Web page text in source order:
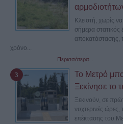
Κλειστή, χωρίς
σήμερα
αποκατάστασης,
χρόνο...
Περισσότερα...
Το Μετρό
Ξεκίνησε το
Ξεκινούν, σε
νυχτερινές ώρες,
επέκτασης του